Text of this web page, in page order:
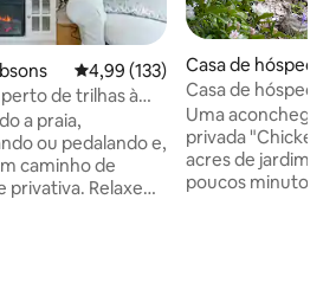
4,99 de uma avaliação média de
4,99 (133)
de trilhas à
a praia,
ou pedalando e,
caminho de
privativa. Relaxe
Casa de
Creek
Casa de
Uma
privada
acres de jardim e
poucos minutos